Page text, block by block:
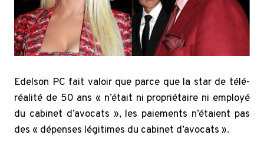
Edelson PC fait valoir que parce que la star de télé-
réalité de 50 ans « n’était ni propriétaire ni employé
du cabinet d’avocats », les paiements n’étaient pas
des « dépenses légitimes du cabinet d’avocats ».